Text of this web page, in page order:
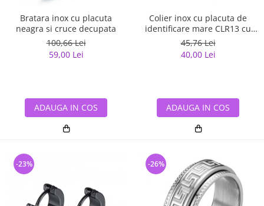
Bratara inox cu placuta
neagra si cruce decupata
100,66 Lei
59,00 Lei
ADAUGA IN COS
Colier inox cu placuta de
identificare mare CLR13 cu
lant militar
45,76 Lei
40,00 Lei
ADAUGA IN COS
-23% -26%